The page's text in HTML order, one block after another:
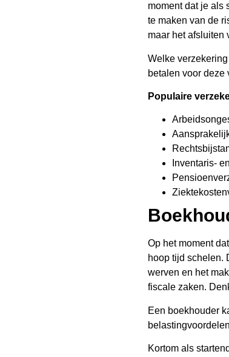
moment dat je als
te maken van de
maar het afsluiten
Welke
betalen voor deze
Populaire
Inventaris-
Op het moment
hoop tijd schelen.
werven en het
fiscale zaken.
Een boekhouder
Kortom als